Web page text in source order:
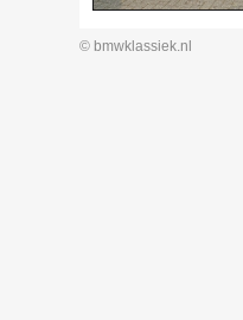
© bmwklassiek.nl